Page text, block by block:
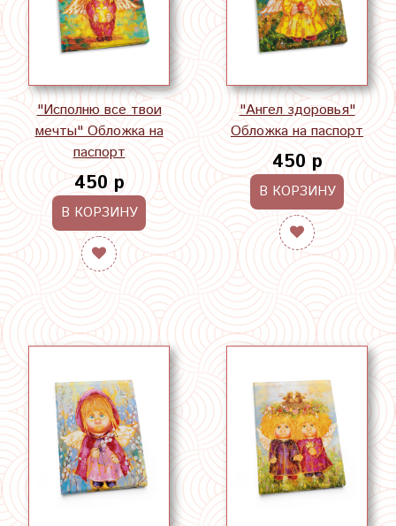
"Исполню все твои
мечты" Обложка на
паспорт
450 р
В КОРЗИНУ
"Ангел здоровья"
Обложка на паспорт
450 р
В КОРЗИНУ